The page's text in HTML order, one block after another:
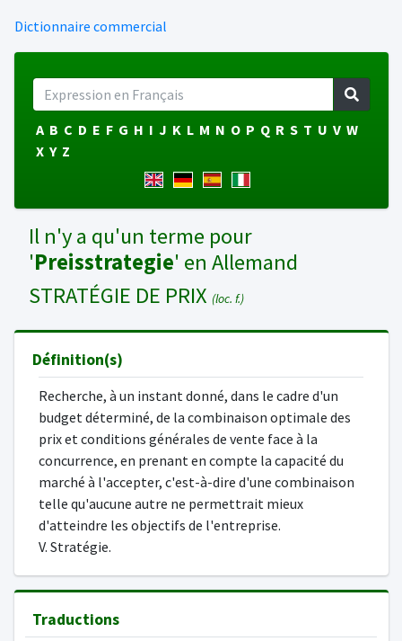
Dictionnaire commercial
A B C D E F G H I J K L M N O P Q R S T U V W
X Y Z
Il n'y a qu'un terme pour
'Preisstrategie' en Allemand
STRATÉGIE DE PRIX (loc. f.)
Définition(s)
Recherche, à un instant donné, dans le cadre d'un
budget déterminé, de la combinaison optimale des
prix et conditions générales de vente face à la
concurrence, en prenant en compte la capacité du
marché à l'accepter, c'est-à-dire d'une combinaison
telle qu'aucune autre ne permettrait mieux
d'atteindre les objectifs de l'entreprise.
V. Stratégie.
Traductions